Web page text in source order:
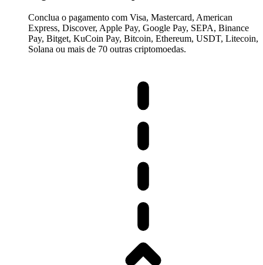
Conclua o pagamento com Visa, Mastercard, American
Express, Discover, Apple Pay, Google Pay, SEPA, Binance
Pay, Bitget, KuCoin Pay, Bitcoin, Ethereum, USDT, Litecoin,
Solana ou mais de 70 outras criptomoedas.